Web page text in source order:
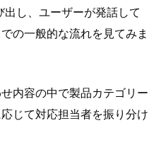
し、ユーザーが発話して
の一般的な流れを見てみま
内容の中で製品カテゴリー
じて対応担当者を振り分け